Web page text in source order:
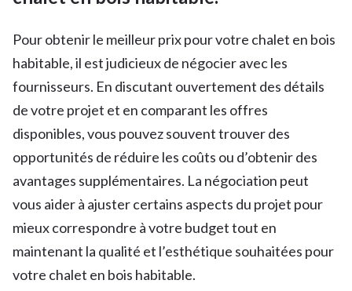
Pour obtenir le meilleur prix pour votre chalet en bois
habitable, il est judicieux de négocier avec les
fournisseurs. En discutant ouvertement des détails
de votre projet et en comparant les offres
disponibles, vous pouvez souvent trouver des
opportunités de réduire les coûts ou d’obtenir des
avantages supplémentaires. La négociation peut
vous aider à ajuster certains aspects du projet pour
mieux correspondre à votre budget tout en
maintenant la qualité et l’esthétique souhaitées pour
votre chalet en bois habitable.